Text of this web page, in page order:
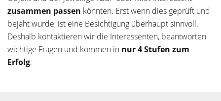
zusammen passen könnten. Erst wenn dies geprüft und
bejaht wurde, ist eine Besichtigung überhaupt sinnvoll.
Deshalb kontaktieren wir die Interessenten, beantworten
wichtige Fragen und kommen in nur 4 Stufen zum
Erfolg: